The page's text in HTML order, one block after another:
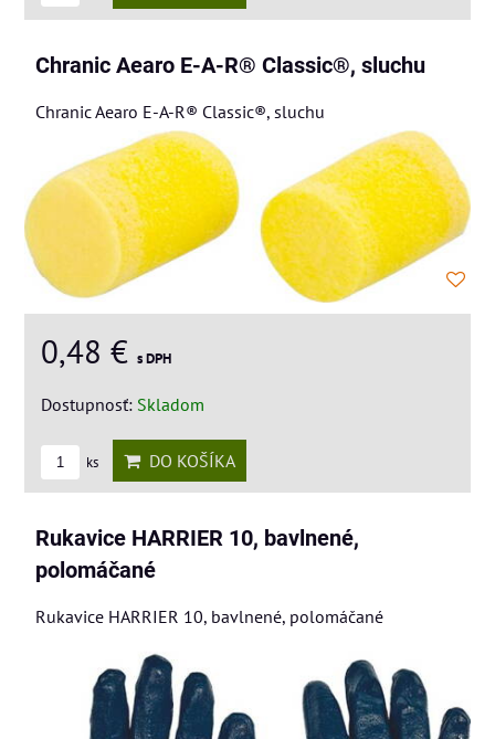
Chranic Aearo E-A-R® Classic®, sluchu
Chranic Aearo E-A-R® Classic®, sluchu
0,48 € s DPH
Dostupnosť: Skladom
ks DO KOŠÍKA
Rukavice HARRIER 10, bavlnené,
polomáčané
Rukavice HARRIER 10, bavlnené, polomáčané